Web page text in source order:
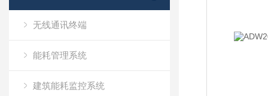
无线通讯终端
能耗管理系统
建筑能耗监控系统